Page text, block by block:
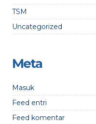
TSM
Uncategorized
Meta
Masuk
Feed entri
Feed komentar